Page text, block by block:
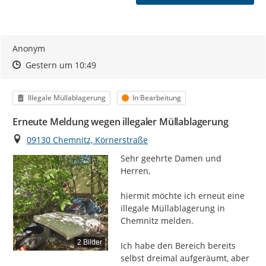
Anonym
Zeitpunkt des Erstellens
Zeitpunkt des Erstellens
Gestern um 10:49Zur Äußerung
Kategorie
Illegale Müllablagerung Status
In Bearbeitung
Erneute Meldung wegen illegaler Müllablagerung
Ort
09130 Chemnitz, Körnerstraße
2 Bilder
Sehr geehrte Damen und
Herren,
hiermit möchte ich erneut eine
illegale Müllablagerung in
Chemnitz melden.
Ich habe den Bereich bereits
selbst dreimal aufgeräumt, aber